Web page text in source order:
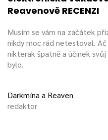
Reavenově RECENZI
Musím se vám na začátek
nikdy moc rád netestoval.
nikterak špatně a účinek svůj
bylo.
Darkmína a Reaven
redaktor